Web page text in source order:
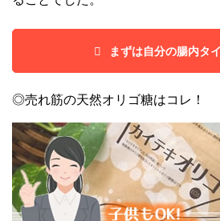
まずは自分の腸内タ
◎売れ筋の天然オリゴ糖はコレ！